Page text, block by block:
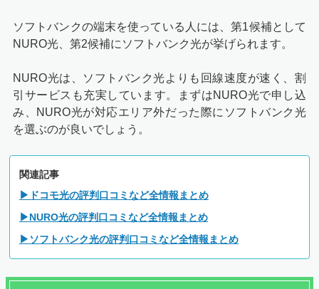
ソフトバンクの端末を使っている人には、第1候補として
NURO光、第2候補にソフトバンク光が挙げられます。
NURO光は、ソフトバンク光よりも回線速度が速く、割
引サービスも充実しています。まずはNURO光で申し込
み、NURO光が対応エリア外だった際にソフトバンク光
を選ぶのが良いでしょう。
関連記事
▶ドコモ光の評判口コミなど全情報まとめ
▶NURO光の評判口コミなど全情報まとめ
▶ソフトバンク光の評判口コミなど全情報まとめ